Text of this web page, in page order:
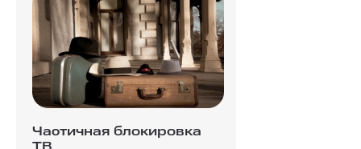
Частичная блокировка